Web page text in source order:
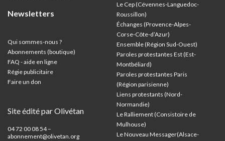
Newsletters
Qui sommes-nous ?
Abonnements (boutique)
FAQ - aide en ligne
Régie publicitaire
Faire un don
Site édité par Olivétan
04 72 00 08 54 –
abonnement@olivetan.org
Le Cep (Cévennes-Languedoc-
Roussillon)
Échanges (Provence-Alpes-
Corse-Côte-d’Azur)
Ensemble (Région Sud-Ouest)
Paroles protestantes Est (Est-
Montbéliard)
Paroles protestantes Paris
(Région parisienne)
Liens protestants (Nord-
Normandie)
Le Ralliement (Consistoire de
Mulhouse)
Le Nouveau Messager(Alsace-